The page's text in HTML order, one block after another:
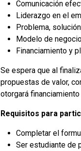
Comunicación
Liderazgo en el
Problema,
Modelo de
Financiamiento y
Se espera que al
propuestas de valor,
otorgará
Requisitos para
Completar el
Ser estudiante de